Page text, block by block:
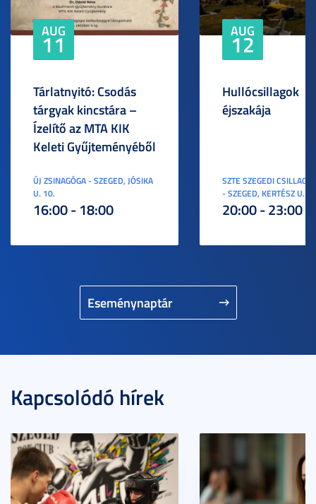
Eseménynaptár
AUG
11
Tárlatnyitó: Csodás
tárgyak kincstára –
Ízelítő az MTA KIK
Keleti Gyűjteményéből
ÚJ ZSINAGÓGA - SZEGED, JÓSIKA
U. 10.
16:00 - 18:00
AUG
12
Hullócsillagok
éjszakája
SZTE SZEGEDI
- SZEGED, KERTÉSZ U. 3.
20:00 - 23:00
Kapcsolódó hírek